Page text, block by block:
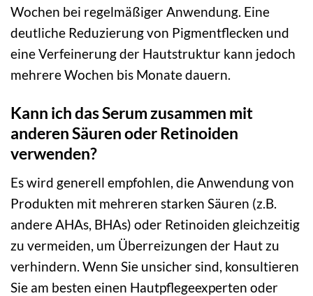
Wochen bei regelmäßiger Anwendung. Eine
deutliche Reduzierung von Pigmentflecken und
eine Verfeinerung der Hautstruktur kann jedoch
mehrere Wochen bis Monate dauern.
Kann ich das Serum zusammen mit
anderen Säuren oder Retinoiden
verwenden?
Es wird generell empfohlen, die Anwendung von
Produkten mit mehreren starken Säuren (z.B.
andere AHAs, BHAs) oder Retinoiden gleichzeitig
zu vermeiden, um Überreizungen der Haut zu
verhindern. Wenn Sie unsicher sind, konsultieren
Sie am besten einen Hautpflegeexperten oder